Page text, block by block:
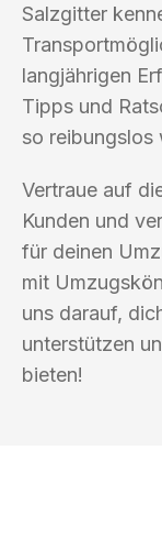
Salzgitter
langjährigen
Tipps und
so reibungslos
Vertraue auf
Kunden und
für deinen
mit
uns darauf,
unterstützen
bieten!